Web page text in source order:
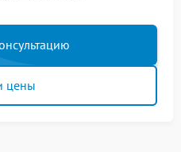
цены